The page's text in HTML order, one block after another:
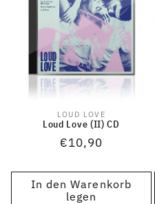
Anbieter:
LOUD LOVE
Loud Love (II) CD
Normaler
€10,90
In den Warenkorb
legen